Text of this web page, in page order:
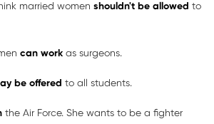
married women shouldn't be allowed to
can work as surgeons.
be offered to all students.
the Air Force. She wants to be a fighter